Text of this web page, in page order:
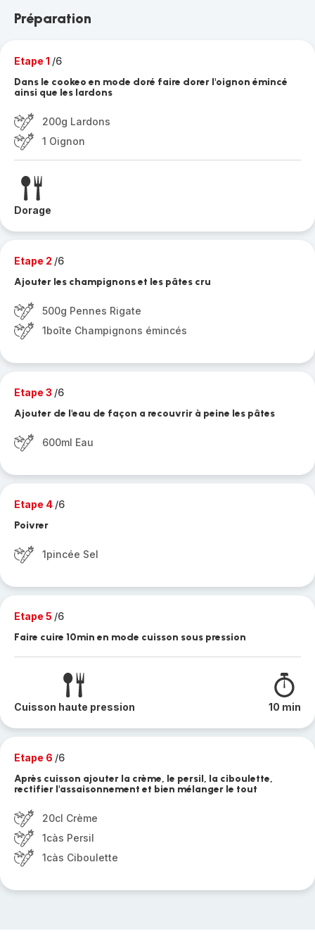
Préparation
Etape 1 /6
Dans le cookeo en mode doré faire dorer l'oignon émincé
ainsi que les lardons
200g Lardons
1 Oignon
Dorage
Etape 2 /6
Ajouter les champignons et les pâtes cru
500g Pennes Rigate
1boîte Champignons émincés
Etape 3 /6
Ajouter de l'eau de façon a recouvrir à peine les pâtes
600ml Eau
Etape 4 /6
Poivrer
1pincée Sel
Etape 5 /6
Faire cuire 10min en mode cuisson sous pression
Cuisson haute pression 10 min
Etape 6 /6
Après cuisson ajouter la crème, le persil, la ciboulette,
rectifier l'assaisonnement et bien mélanger le tout
20cl Crème
1càs Persil
1càs Ciboulette